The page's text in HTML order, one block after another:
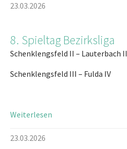
23.03.2026
8. Spieltag Bezirksliga
Schenklengsfeld II – Lauterbach II
Schenklengsfeld III – Fulda IV
Weiterlesen
23.03.2026